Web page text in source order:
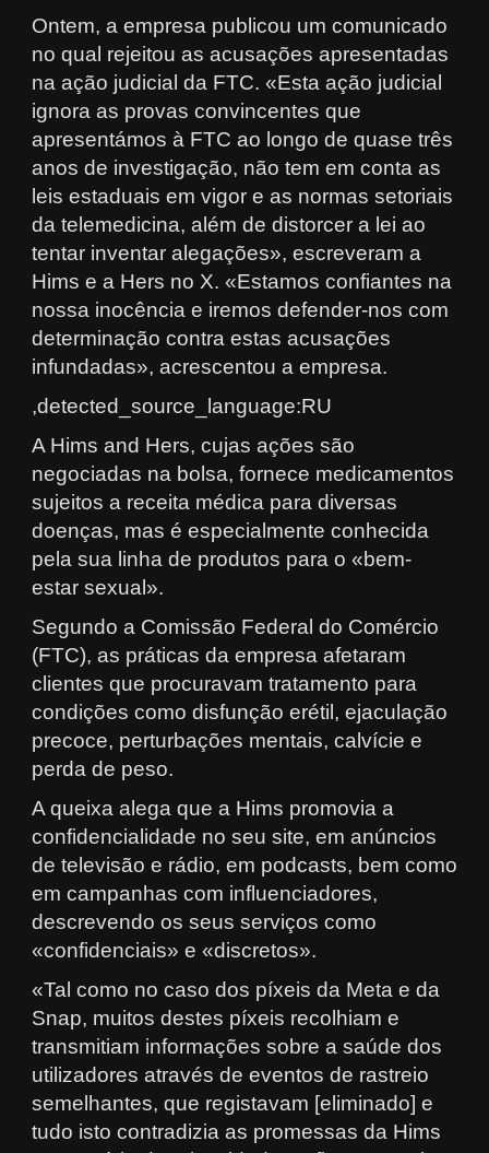
Ontem, a empresa publicou um comunicado
no qual rejeitou as acusações apresentadas
na ação judicial da FTC. «Esta ação judicial
ignora as provas convincentes que
apresentámos à FTC ao longo de quase três
anos de investigação, não tem em conta as
leis estaduais em vigor e as normas setoriais
da telemedicina, além de distorcer a lei ao
tentar inventar alegações», escreveram a
Hims e a Hers no X. «Estamos confiantes na
nossa inocência e iremos defender-nos com
determinação contra estas acusações
infundadas», acrescentou a empresa.
,detected_source_language:RU
A Hims and Hers, cujas ações são
negociadas na bolsa, fornece medicamentos
sujeitos a receita médica para diversas
doenças, mas é especialmente conhecida
pela sua linha de produtos para o «bem-
estar sexual».
Segundo a Comissão Federal do Comércio
(FTC), as práticas da empresa afetaram
clientes que procuravam tratamento para
condições como disfunção erétil, ejaculação
precoce, perturbações mentais, calvície e
perda de peso.
A queixa alega que a Hims promovia a
confidencialidade no seu site, em anúncios
de televisão e rádio, em podcasts, bem como
em campanhas com influenciadores,
descrevendo os seus serviços como
«confidenciais» e «discretos».
«Tal como no caso dos píxeis da Meta e da
Snap, muitos destes píxeis recolhiam e
transmitiam informações sobre a saúde dos
utilizadores através de eventos de rastreio
semelhantes, que registavam [eliminado] e
tudo isto contradizia as promessas da Hims